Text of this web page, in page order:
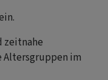
zeitnahe
Altersgruppen im